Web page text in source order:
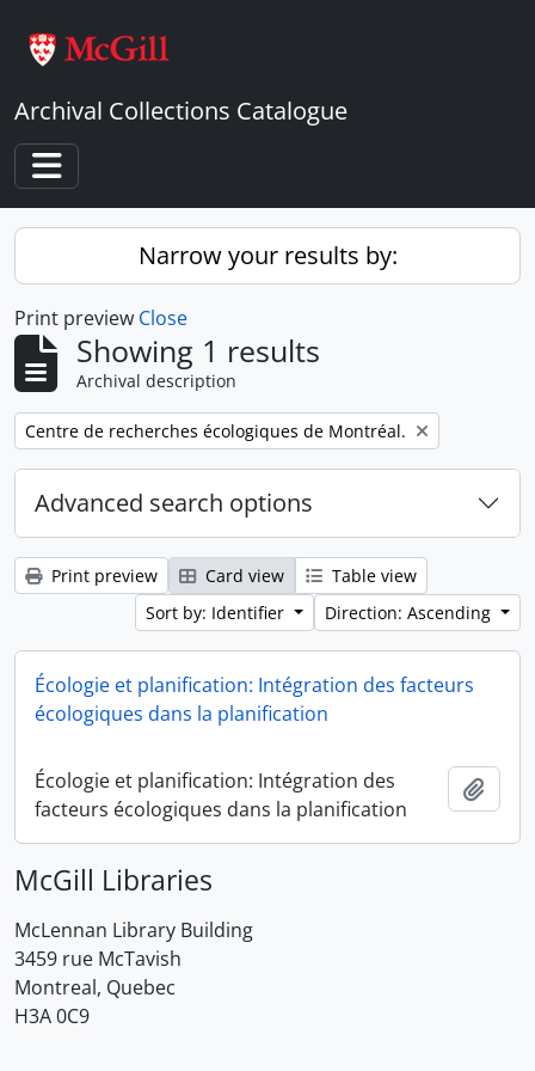
Archival Collections Catalogue
Toggle navigation
Narrow your results by:
Print preview Close
Showing 1 results
Archival description
Remove filter:
Centre de recherches écologiques de Montréal.
Advanced search options
Print preview Card view
Table view
Sort by: Identifier
Direction: Ascending
Écologie et planification: Intégration des facteurs
écologiques dans la planification
Écologie et planification: Intégration des
facteurs écologiques dans la planification
McGill Libraries
McLennan Library Building
3459 rue McTavish
Montreal, Quebec
H3A 0C9